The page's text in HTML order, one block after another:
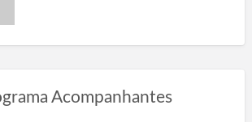
Acompanhantes